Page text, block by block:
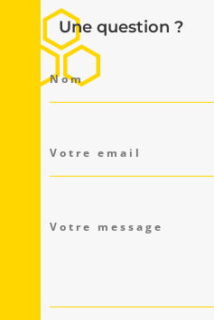
Une question ?